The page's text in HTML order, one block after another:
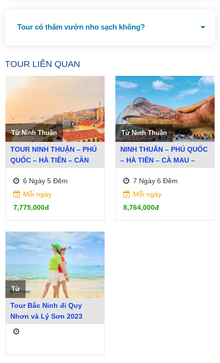
Tour có thăm vườn nho sạch không?
TOUR LIÊN QUAN
Từ Ninh Thuận
TOUR NINH THUẬN – PHÚ
QUỐC – HÀ TIÊN – CẦN
6 Ngày 5 Đêm
Mỗi ngày
7,775,000đ
Từ Ninh Thuận
NINH THUÂN – PHÚ QUỐC
– HÀ TIÊN – CÀ MAU –
7 Ngày 6 Đêm
Mỗi ngày
8,764,000đ
Từ
Tour Bắc Ninh đi Quy
Nhơn và Lý Sơn 2023